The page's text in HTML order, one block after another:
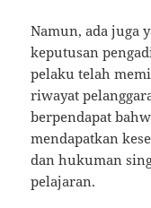
Namun, ada juga
keputusan
pelaku telah
riwayat
berpendapat
mendapatkan
dan hukuman
pelajaran.